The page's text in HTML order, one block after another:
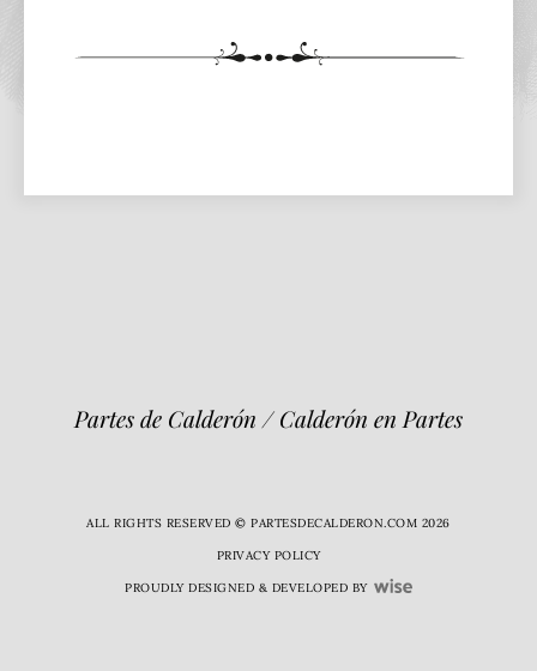
Partes de Calderón / Calderón en Partes
ALL RIGHTS RESERVED © PARTESDECALDERON.COM 2026
PRIVACY POLICY
PROUDLY DESIGNED & DEVELOPED BY